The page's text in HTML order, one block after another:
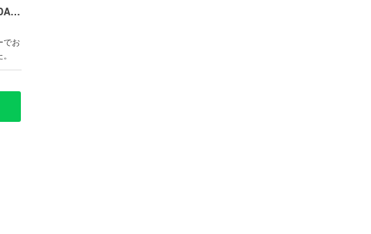
ホテル＆リゾーツ 佐賀 唐津 －DAIWA ROYAL HOTEL－
でお